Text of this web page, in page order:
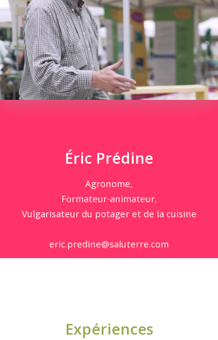
Éric Prédine
Agronome,
Formateur-animateur,
Vulgarisateur du potager et de la cuisine
eric.predine@saluterre.com
Expériences